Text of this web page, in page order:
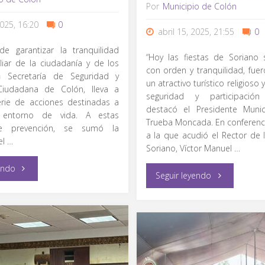
cometer
delitos
contra
la
salud"
16:20 0
garantizar la tranquilidad
de la ciudadanía y de los
Secretaría de Seguridad y
de Colón, lleva a
de acciones destinadas a
de vida. A estas
prevención, se sumó la
…
"Instala
Centro
de
Por Municipio de Colón
abril 15, 2025, 21:55 0
“Hoy las fiestas de Soriano
con orden y tranquilidad,
un atractivo turístico religioso
seguridad y participación
destacó el Presidente
Trueba Moncada. En
a la que acudió el Rector de
Soriano, Víctor Manuel …
Seguir leyendo "Orden
Paz
en